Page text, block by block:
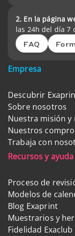
2. En la página
las 24h del día 7
FAQ
Empresa
Descubrir
Sobre nosotros
Nuestra misión
Nuestros
Trabaja con
Recursos y ayuda
Proceso de
Modelos de
Blog Exaprint
Muestrarios y
Fidelidad Exaclub